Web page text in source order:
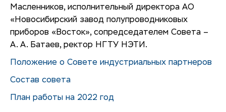
Масленников, исполнительный директора АО
«Новосибирский завод полупроводниковых
приборов «Восток», сопредседателем Совета –
А. А. Батаев, ректор НГТУ НЭТИ.
Положение о Совете индустриальных партнеров
Состав совета
План работы на 2022 год